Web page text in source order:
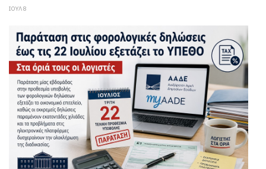
ΙΟΥΛ 8